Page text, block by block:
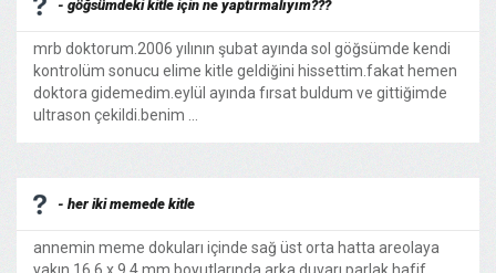
- göğsümdeki kitle için ne yaptırmalıyım???
mrb doktorum.2006 yılının şubat ayında sol göğsümde kendi
kontrolüm sonucu elime kitle geldiğini hissettim.fakat hemen
doktora gidemedim.eylül ayında fırsat buldum ve gittiğimde
ultrason çekildi.benim ...
- her iki memede kitle
annemin meme dokuları içinde sağ üst orta hatta areolaya